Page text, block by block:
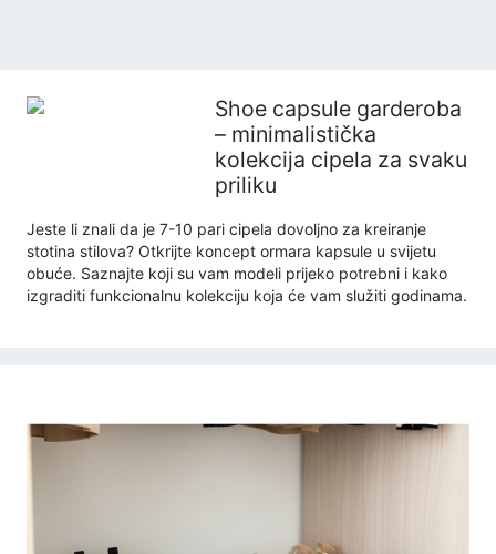
Shoe capsule garderoba
– minimalistička
kolekcija cipela za svaku
priliku
Jeste li znali da je 7-10 pari cipela dovoljno za kreiranje
stotina stilova? Otkrijte koncept ormara kapsule u svijetu
obuće. Saznajte koji su vam modeli prijeko potrebni i kako
izgraditi funkcionalnu kolekciju koja će vam služiti godinama.